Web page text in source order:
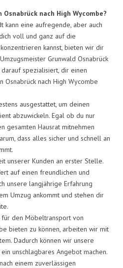
nach High Wycombe?
kann eine aufregende, aber auch
voll und ganz auf die
kannst, bieten wir dir
Grunwald Osnabrück
spezialisiert, dir einen
Osnabrück nach High Wycombe
ausgestattet, um deinen
abzuwickeln. Egal ob du nur
gesamten Hausrat mitnehmen
dass alles sicher und schnell an
unserer Kunden an erster Stelle.
auf einen freundlichen und
unsere langjährige Erfahrung
Umzug ankommt und stehen dir
den Möbeltransport von
bieten zu können, arbeiten wir mit
Dadurch können wir unsere
unschlagbares Angebot machen.
einem zuverlässigen